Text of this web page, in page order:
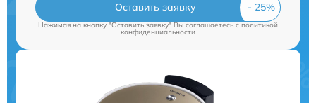
Оставить заявку
Нажимая на кнопку "Оставить заявку" Вы соглашаетесь cполитикой
конфиденциальности